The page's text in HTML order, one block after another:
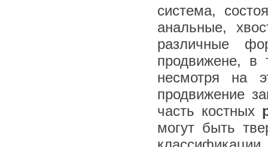
система,
анальные,
различные
продвижене, в
несмотря на
продвижение
часть костных
могут быть